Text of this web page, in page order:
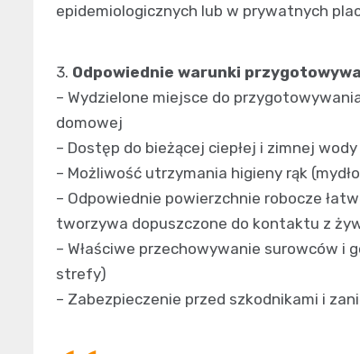
epidemiologicznych lub w prywatnych
3. Odpowiednie warunki
– Wydzielone miejsce do
domowej
– Dostęp do bieżącej ciepłej i zimnej wody
– Możliwość utrzymania higieny rąk
– Odpowiednie powierzchnie robocze
tworzywa dopuszczone do kontaktu z
– Właściwe przechowywanie surowców
strefy)
– Zabezpieczenie przed szkodnikami i